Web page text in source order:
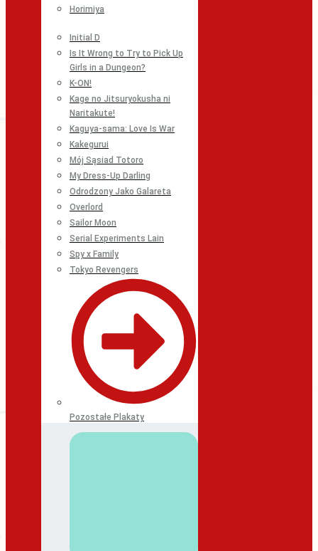
Horimiya
Initial D
Is It Wrong to Try to Pick Up
Girls in a Dungeon?
K-ON!
Kage no Jitsuryokusha ni
Naritakute!
Kaguya-sama: Love Is War
Kakegurui
Mój Sąsiad Totoro
My Dress-Up Darling
Odrodzony Jako Galareta
Overlord
Sailor Moon
Serial Experiments Lain
Spy x Family
Tokyo Revengers
Pozostałe Plakaty